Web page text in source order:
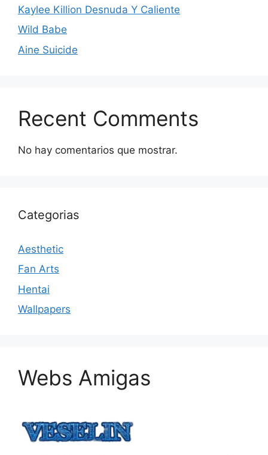
Kaylee Killion Desnuda Y Caliente
Wild Babe
Aine Suicide
Recent Comments
No hay comentarios que mostrar.
Categorias
Aesthetic
Fan Arts
Hentai
Wallpapers
Webs Amigas